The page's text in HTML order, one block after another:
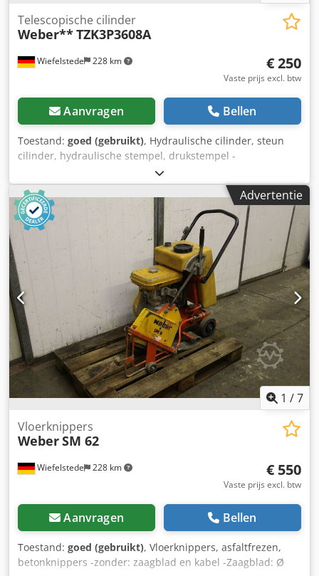
Wiefelstede 228 km
Telescopische cilinder
Weber**TZK3P3608A
€ 250
Vaste prijs excl. btw
Aanvragen Bellen
Toestand: goed (gebruikt), Hydraulische cilinder, steun
cilinder, hydraulische stempel, drukstempel -
Enkelwerkende cilinder - Cilinder: Ø 100 mm -
Plunjerstang: Ø 48 / Ø 36 mm - Buis buitendiameter: mm -
Slag: 500 mm - Totale lengte ingeschoven: 570 mm - Ideaal
voor de bouw van een hydraulische pers - Aantal: 8 stuks
beschikbaar - Prijs: per stuk - Gewicht: 10,5 kg/stuk
Advertentie
1 /7
Wiefelstede 228 km
Vloerknippers
WeberSM 62
€ 550
Vaste prijs excl. btw
Aanvragen Bellen
Toestand: goed (gebruikt), Vloerknippers, asfaltfrezen,
betonknippers -zonder: zaagblad en kabel -Zaagblad: Ø